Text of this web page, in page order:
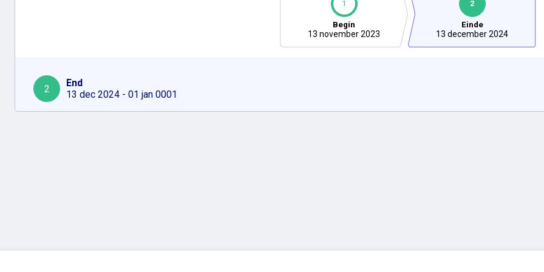
1
Begin
13 november 2023
2
Einde
13 december 2024
2
End
13 dec 2024 - 01 jan 0001